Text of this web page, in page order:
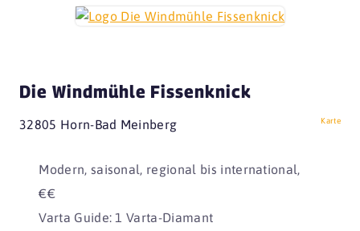
Die Windmühle Fissenknick
32805 Horn-Bad Meinberg Karte
Modern, saisonal, regional bis international,
€€
Varta Guide: 1 Varta-Diamant